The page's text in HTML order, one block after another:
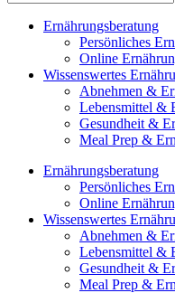
Ernährungsberatung
Persönliches
Online
Wissenswertes
Abnehmen &
Lebensmittel &
Gesundheit &
Meal Prep &
Ernährungsberatung
Persönliches
Online
Wissenswertes
Abnehmen &
Lebensmittel &
Gesundheit &
Meal Prep &